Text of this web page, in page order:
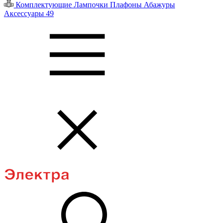
Комплектующие Лампочки Плафоны Абажуры
Аксессуары 49